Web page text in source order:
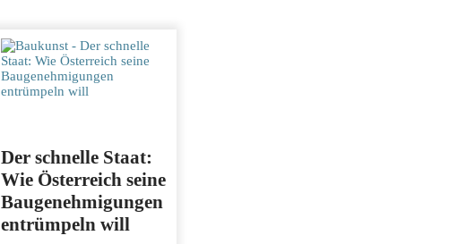
Der schnelle Staat:
Wie Österreich seine
Baugenehmigungen
entrümpeln will